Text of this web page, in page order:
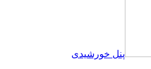
پنل خورشیدی